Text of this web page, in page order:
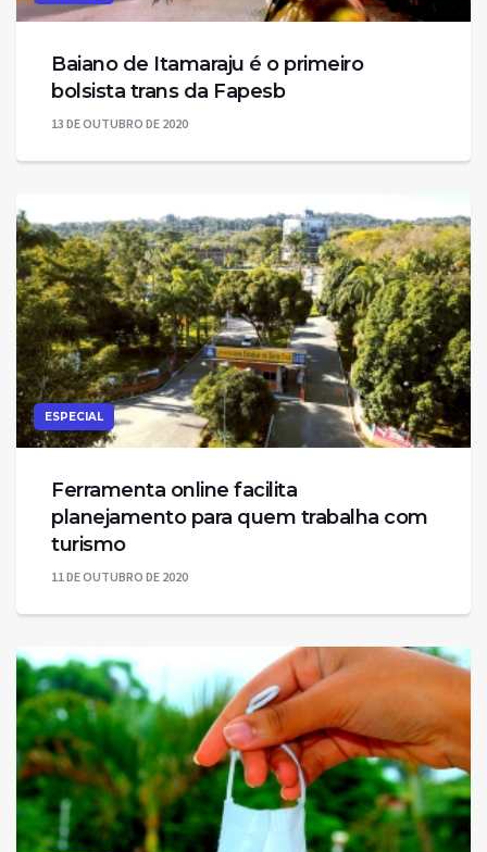
Baiano de Itamaraju é o primeiro
bolsista trans da Fapesb
13 DE OUTUBRO DE 2020
ESPECIAL
Ferramenta online facilita
planejamento para quem trabalha com
turismo
11 DE OUTUBRO DE 2020